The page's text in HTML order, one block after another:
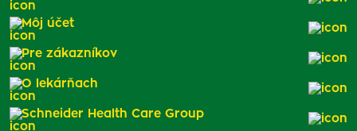
Môj účet
Pre zákazníkov
O lekárňach
Schneider Health Care Group